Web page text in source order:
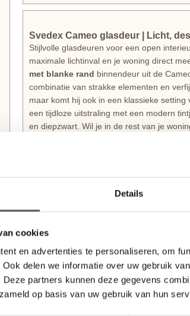
Details
cookies
en advertenties te personaliseren, om
delen we informatie over uw gebruik
partners kunnen deze gegevens
op basis van uw gebruik van hun
Svedex Cameo glasdeur | Licht,
Stijlvolle glasdeuren voor een open
maximale lichtinval en je woning direct
met blanke rand binnendeur uit de
combinatie van strakke elementen en
maar komt hij ook in een klassieke
een tijdloze uitstraling met een modern
en diepzwart. Wil je in de rest van je
Haal echt Nederlands
Waarom zou je voor een gewone deur
laat zien dat een slim
de deuren niet simpelweg van de
wordt met de grootste zorg
bijzondere manier van wonen, waarbij je
Ontdek hier allemodellen en kleurenuit
Svedex Superlak: Een deur die
Je wilt natuurlijk dat je deuren er over